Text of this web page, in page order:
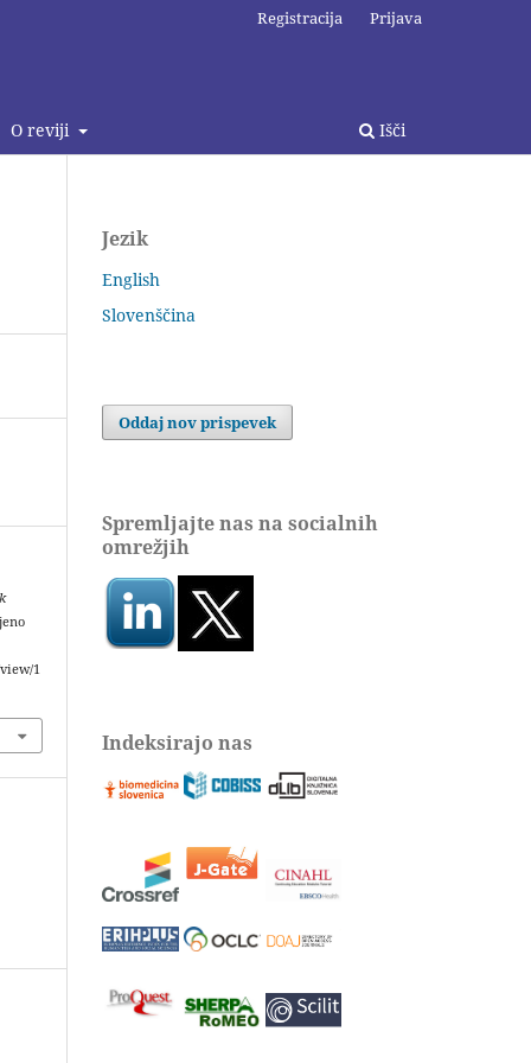
O reviji Išči
Registracija Prijava
1
Jezik
English
Slovenščina
Oddaj nov prispevek
Spremljajte nas na socialnih
omrežjih
Indeksirajo nas